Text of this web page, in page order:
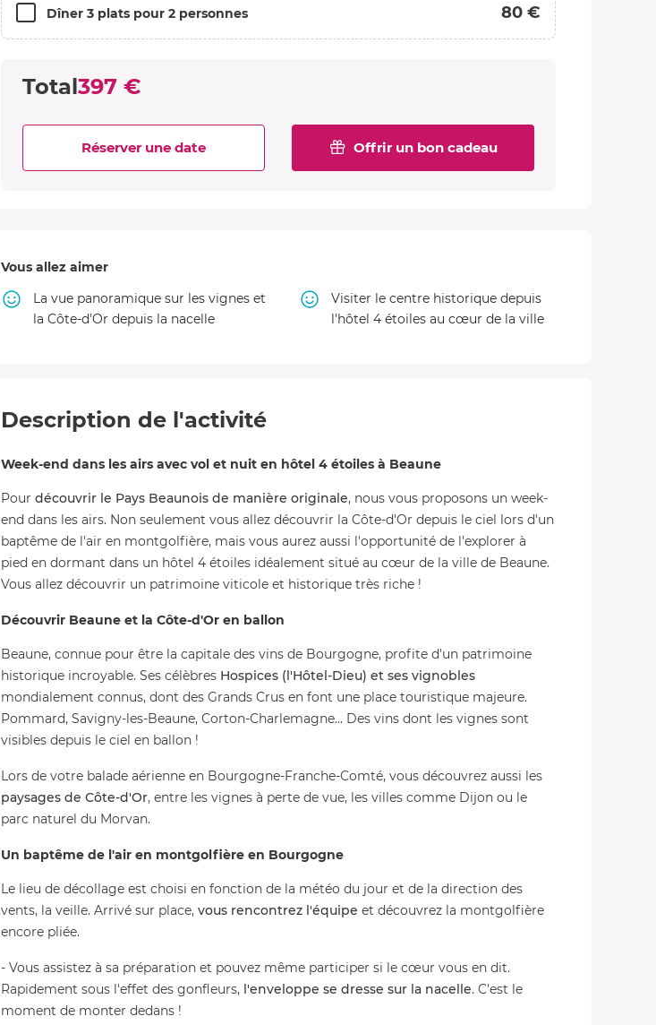
Dîner 3 plats pour 2 personnes 80 €
Total397 €
Offrir un bon cadeau
Réserver une date
Vous allez aimer
La vue panoramique sur les vignes et
la Côte-d'Or depuis la nacelle
Visiter le centre historique depuis
l'hôtel 4 étoiles au cœur de la ville
Description de l'activité
Week-end dans les airs avec vol et nuit en hôtel 4 étoiles à Beaune
Pour découvrir le Pays Beaunois de manière originale, nous vous proposons un week-
end dans les airs. Non seulement vous allez découvrir la Côte-d'Or depuis le ciel lors d'un
baptême de l'air en montgolfière, mais vous aurez aussi l'opportunité de l'explorer à
pied en dormant dans un hôtel 4 étoiles idéalement situé au cœur de la ville de Beaune.
Vous allez découvrir un patrimoine viticole et historique très riche !
Découvrir Beaune et la Côte-d'Or en ballon
Beaune, connue pour être la capitale des vins de Bourgogne, profite d'un patrimoine
historique incroyable. Ses célèbres Hospices (l'Hôtel-Dieu) et ses vignobles
mondialement connus, dont des Grands Crus en font une place touristique majeure.
Pommard, Savigny-les-Beaune, Corton-Charlemagne... Des vins dont les vignes sont
visibles depuis le ciel en ballon !
Lors de votre balade aérienne en Bourgogne-Franche-Comté, vous découvrez aussi les
paysages de Côte-d'Or, entre les vignes à perte de vue, les villes comme Dijon ou le
parc naturel du Morvan.
Un baptême de l'air en montgolfière en Bourgogne
Le lieu de décollage est choisi en fonction de la météo du jour et de la direction des
vents, la veille. Arrivé sur place, vous rencontrez l'équipe et découvrez la montgolfière
encore pliée.
- Vous assistez à sa préparation et pouvez même participer si le cœur vous en dit.
Rapidement sous l'effet des gonfleurs, l'enveloppe se dresse sur la nacelle. C'est le
moment de monter dedans !